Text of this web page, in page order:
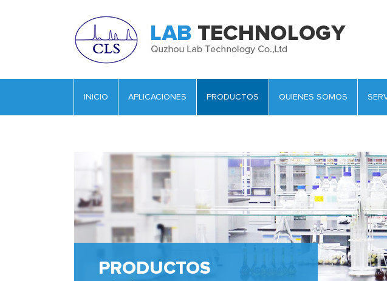
INICIO APLICACIONES PRODUCTOS QUIENES SOMOS
PRODUCTOS